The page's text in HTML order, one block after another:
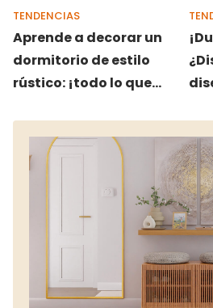
TENDENCIAS
Aprende a decorar un
dormitorio de estilo
rústico: ¡todo lo que